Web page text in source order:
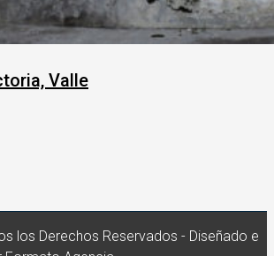
Valle
los Derechos Reservados - Diseñado e